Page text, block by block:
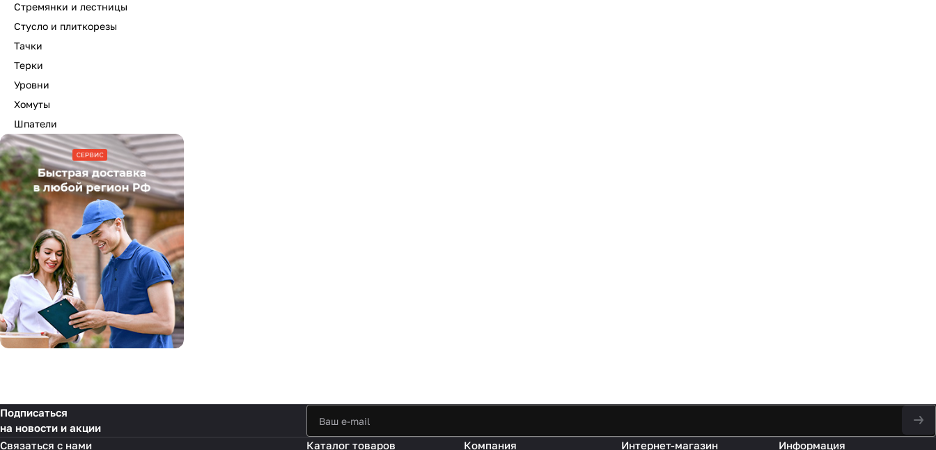
Стремянки и лестницы
Стусло и плиткорезы
Тачки
Терки
Уровни
Хомуты
Шпатели
Подписаться
на новости и акции
Связаться с нами
Каталог товаров Компания Интернет-магазин Информация